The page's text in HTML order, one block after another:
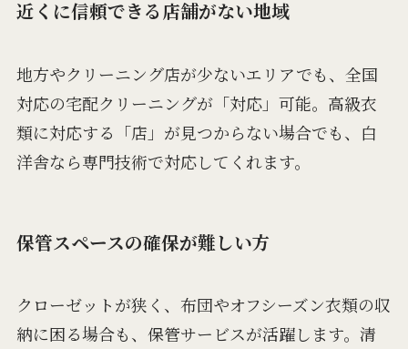
近くに信頼できる店舗がない地域
地方やクリーニング店が少ないエリアでも、全国
対応の宅配クリーニングが「対応」可能。高級衣
類に対応する「店」が見つからない場合でも、白
洋舎なら専門技術で対応してくれます。
保管スペースの確保が難しい方
クローゼットが狭く、布団やオフシーズン衣類の収
納に困る場合も、保管サービスが活躍します。清